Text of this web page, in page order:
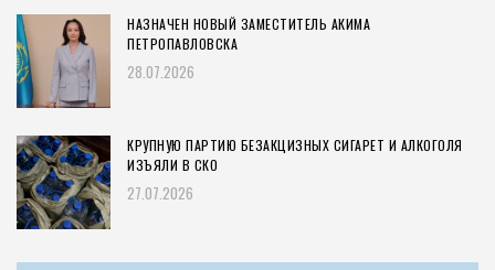
НАЗНАЧЕН НОВЫЙ ЗАМЕСТИТЕЛЬ АКИМА
ПЕТРОПАВЛОВСКА
28.07.2026
КРУПНУЮ ПАРТИЮ БЕЗАКЦИЗНЫХ СИГАРЕТ И АЛКОГОЛЯ
ИЗЪЯЛИ В СКО
27.07.2026